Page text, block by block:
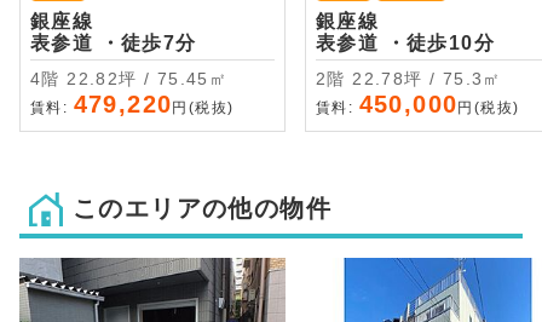
銀座線
表参道 ・徒歩7分
4階 22.82坪 / 75.45㎡
賃料: 479,220 円(税抜)
銀座線
表参道 ・徒歩10分
2階 22.78坪 / 75.3㎡
賃料: 450,000 円(税抜)
このエリアの他の物件